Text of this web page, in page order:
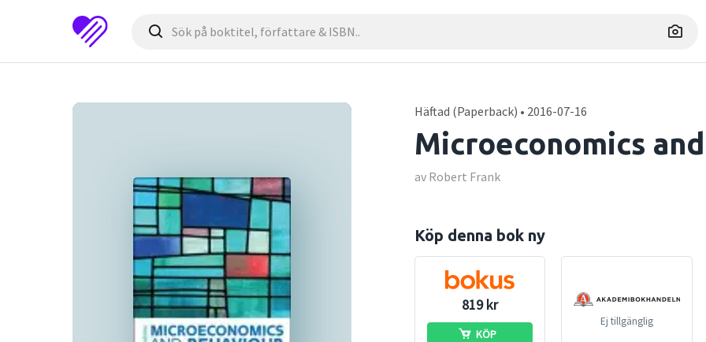
Häftad (Paperback) • 2016-07-16
Microeconomics
av Robert Frank
Köp denna bok ny
819 kr
KÖP
Ej tillgänglig